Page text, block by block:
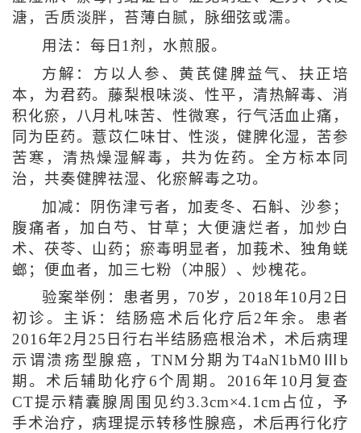
溏，舌质淡胖，苔薄白腻，脉细弦或濡。
用法：每日1剂，水煎服。
方解：方以人参、黄芪健脾益气、扶正培
本，为君药。藤梨根味淡、性平，清热解毒、消
积化瘀，八月札味苦、性微寒，行气活血止痛，
同为臣药。薏苡仁味甘、性淡，健脾化湿，苦参
苦寒，清热燥湿解毒，共为佐药。全方标本同
治，共奏健脾祛湿、化瘀解毒之功。
加减：阴伤津亏者，加麦冬、石斛、沙参；
腹痛者，加白芍、甘草；大便溏烂者，加炒白
术、茯苓、山药；瘀毒明显者，加莪术、独角蜣
螂；便血者，加三七粉（冲服）、炒槐花。
验案举例：患者男，70岁，2018年10月2日
初诊。主诉：结肠癌术后化疗后2年余。患者
2016年2月25日行右半结肠癌根治术，术后病理
示谓溃疡型腺癌，TNM分期为T4aN1bM0Ⅲb
期。术后辅助化疗6个周期。2016年10月复查
CT提示精囊腺周围见约3.3cm×4.1cm占位，予
手术治疗，病理提示转移性腺癌，术后再行化疗